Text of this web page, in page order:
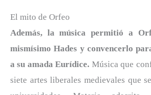
El mito de Orfeo
Además, la música permitió a
mismísimo Hades y convencerlo
a su amada Eurídice. Música que
siete artes liberales medievales que